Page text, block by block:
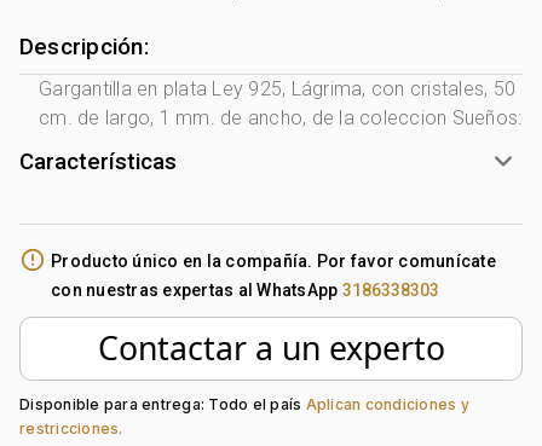
Descripción:
Gargantilla en plata Ley 925, Lágrima, con cristales, 50
cm. de largo, 1 mm. de ancho, de la coleccion Sueños:
Características
Género: Mujer
Tono Metal:
Metal: Plata Ley 925
Tejido: Lágrima
Longitud: 50
Tipo de terminado: Liso
Tipo de Broche: Reasa
Piedra central: Cristal
error_outline Producto único en la compañía. Por favor comunícate
con nuestras expertas al WhatsApp 3186338303
Contactar a un experto
Disponible para entrega: Todo el país Aplican condiciones y
restricciones.